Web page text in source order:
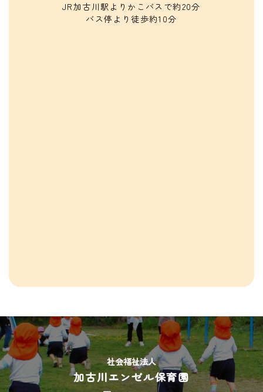
JR加古川駅よりかこバスで約20分
バス停より徒歩約10分
社会福祉法人
加古川エンゼル保育園